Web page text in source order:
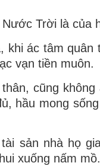
Trời là của
ác tâm
vạn tiền muôn.
cũng
hầu mong
sản nhà họ
xuống nấm mồ.